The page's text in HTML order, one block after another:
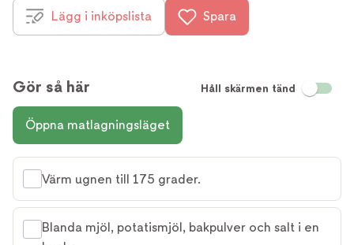
Lägg i inköpslista Spara
Gör så här Håll skärmen tänd
Öppna matlagningsläget
Värm ugnen till 175 grader.
Blanda mjöl, potatismjöl, bakpulver och salt i en